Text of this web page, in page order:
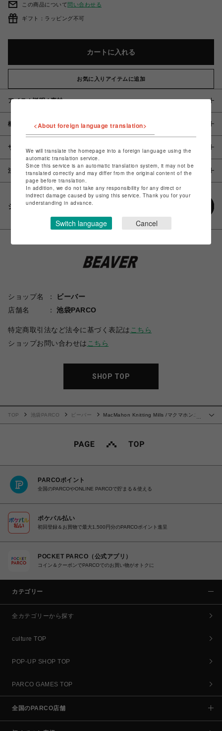
この商品について問い合わせる
ギフト：ラッピング不可
カートに入れる
お気に入りアイテムに追加
アイテム説明 / 素材
概要
サイズ
注意事項
シェアする
ショップ名
ビーバー
店舗名
池袋PARCO
特定商取引法など法令に基づく表記は こちら
ショップお問い合わせは こちら
SHOP TOP
TOP 池袋PARCO ビーバー
MacMahon Knitting Mills /マクマホンニ
PARCOポイント
全国のPARCOやONLINE PARCOで貯まる＆使える
ポケパル払い
初回登録＆お買物で最大1,500円分のPARCOポイント進呈
POCKET PARCO（公式アプリ）
コイン＆クーポンでPARCOでのお買い物がオトクに
カテゴリー
全カテゴリーから探す
culture TOP
POP-UP SHOP TOP
PARCO GAMES TOP
全国のPARCO店舗
<About foreign language translation>
We will translate the homepage into a foreign language using the
automatic translation service.
Since this service is an automatic translation system, it may not be
translated correctly and may differ from the original content of the
page before translation.
In addition, we do not take any responsibility for any direct or
indirect damage caused by using this service. Thank you for your
understanding in advance.
Switch language Cancel